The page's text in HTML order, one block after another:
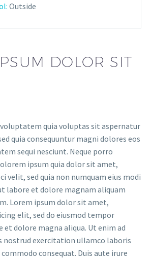
Outside
DOLOR SIT
quia voluptas sit aspernatur
quia consequuntur magni dolores eos
sequi nesciunt. Neque porro
ipsum quia dolor sit amet,
velit, sed quia non numquam eius modi
labore et dolore magnam aliquam
Lorem ipsum dolor sit amet,
elit, sed do eiusmod tempor
et dolore magna aliqua. Ut enim ad
nostrud exercitation ullamco laboris
consequat. Duis aute irure